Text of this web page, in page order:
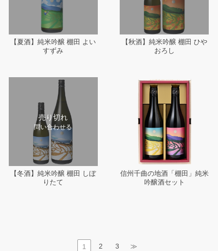
【夏酒】純米吟醸 棚田 よい
すずみ
【秋酒】純米吟醸 棚田 ひや
おろし
売り切れ
問い合わせる
【冬酒】純米吟醸 棚田 しぼ
りたて
信州千曲の地酒「棚田」純米
吟醸酒セット
1 2 3 ≫